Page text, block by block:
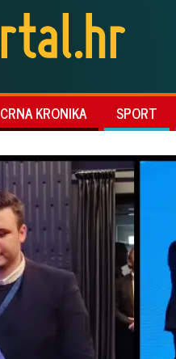
CRNA KRONIKA SPORT